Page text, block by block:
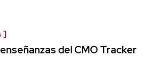
del CMO Tracker